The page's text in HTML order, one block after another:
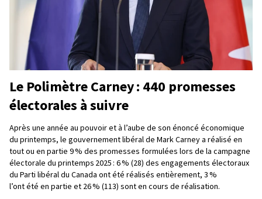
Le Polimètre Carney : 440 promesses
électorales à suivre
Après une année au pouvoir et à l’aube de son énoncé économique
du printemps, le gouvernement libéral de Mark Carney a réalisé en
tout ou en partie 9 % des promesses formulées lors de la campagne
électorale du printemps 2025 : 6 % (28) des engagements électoraux
du Parti libéral du Canada ont été réalisés entièrement, 3 %
l’ont été en partie et 26 % (113) sont en cours de réalisation.